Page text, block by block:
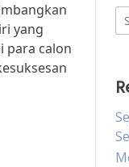
yang
para calon